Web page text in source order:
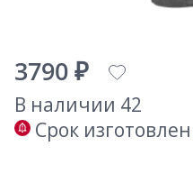
3790 ₽
В наличии 42
Срок